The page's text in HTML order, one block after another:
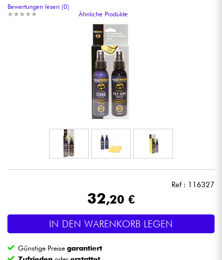
Synths & samplers
Drums
Blasinstrumente
★ ★ ★ ★ ★
★ ★ ★ ★ ★
Bewertungen lesen (0)
Ähnliche Produkte
Ref : 116327
32,20 €
IN DEN WARENKORB LEGEN
Günstige Preisegarantiert